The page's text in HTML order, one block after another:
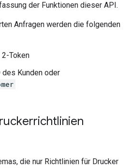
der Funktionen dieser API.
Anfragen werden die folgenden
2-Token
des Kunden oder
die nur Richtlinien für Drucker